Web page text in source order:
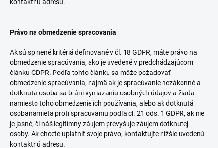
kontaktnú adresu.
Právo na obmedzenie spracovania
Ak sú splnené kritériá definované v čl. 18 GDPR, máte právo na
obmedzenie spracúvania, ako je uvedené v predchádzajúcom
článku GDPR. Podľa tohto článku sa môže požadovať
obmedzenie spracúvania, najmä ak je spracúvanie nezákonné a
dotknutá osoba sa bráni vymazaniu osobných údajov a žiada
namiesto toho obmedzenie ich používania, alebo ak dotknutá
osobanamieta proti spracúvaniu podľa čl. 21 ods. 1 GDPR, ak nie
je jasné, či náš legitímny záujem prevyšuje záujem dotknutej
osoby. Ak chcete uplatniť svoje právo, kontaktujte nižšie uvedenú
kontaktnú adresu.